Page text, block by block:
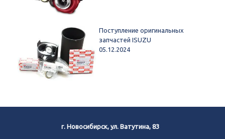
Поступление оригинальных
запчастей ISUZU
05.12.2024
г. Новосибирск, ул. Ватутина, 83